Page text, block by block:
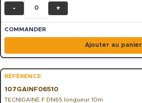
- +
Ajouter au panier
107GAINF06510
TECNIGAINE F DN65 longueur 10m